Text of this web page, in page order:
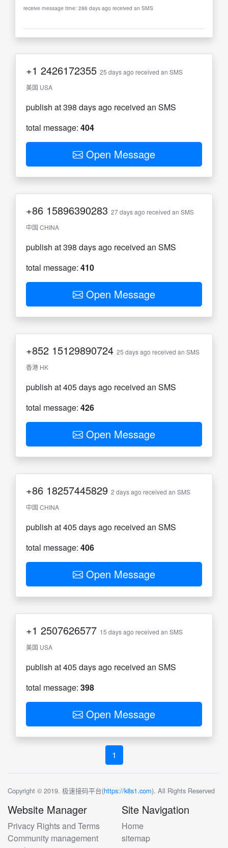
receive message time: 286 days ago received an SMS
+1 2426172355 25 days ago received an SMS
美国 USA
publish at 398 days ago received an SMS
total message: 404
Open Message
+86 15896390283 27 days ago received an SMS
中国 CHINA
publish at 398 days ago received an SMS
total message: 410
Open Message
+852 15129890724 25 days ago received an SMS
香港 HK
publish at 405 days ago received an SMS
total message: 426
Open Message
+86 18257445829 2 days ago received an SMS
中国 CHINA
publish at 405 days ago received an SMS
total message: 406
Open Message
+1 2507626577 15 days ago received an SMS
美国 USA
publish at 405 days ago received an SMS
total message: 398
Open Message
1
Copyright © 2019. 极速接码平台(https://k8s1.com). All Rights Reserved
Website Manager
Privacy Rights and Terms
Community management
Site Navigation
Home
sitemap